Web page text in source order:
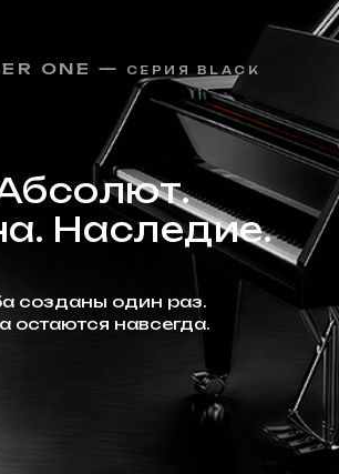
ONE — СЕРИЯ BLACK
Наследие.
созданы один раз.
остаются навсегда.